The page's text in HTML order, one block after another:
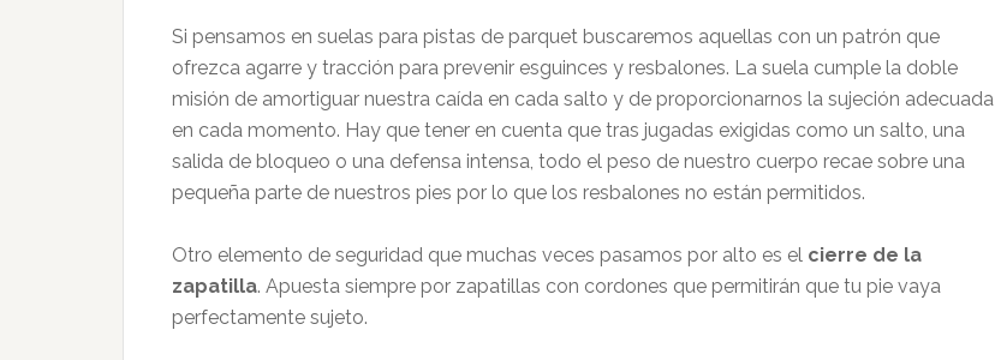
Si pensamos en suelas para pistas de parquet buscaremos aquellas con un patrón que
ofrezca agarre y tracción para prevenir esguinces y resbalones. La suela cumple la doble
misión de amortiguar nuestra caída en cada salto y de proporcionarnos la sujeción adecuada
en cada momento. Hay que tener en cuenta que tras jugadas exigidas como un salto, una
salida de bloqueo o una defensa intensa, todo el peso de nuestro cuerpo recae sobre una
pequeña parte de nuestros pies por lo que los resbalones no están permitidos.
Otro elemento de seguridad que muchas veces pasamos por alto es el cierre de la
zapatilla. Apuesta siempre por zapatillas con cordones que permitirán que tu pie vaya
perfectamente sujeto.